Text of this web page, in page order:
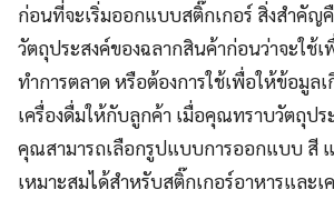
ก่อนที่จะเริ่มออกแบบสติ๊กเกอร์ สิ่งสำคัญ
วัตถุประสงค์ของฉลากสินค้าก่อนว่าจะใช้
ทำการตลาด หรือต้องการใช้เพื่อให้ข้อมูล
เครื่องดื่มให้กับลูกค้า เมื่อคุณทราบวัตถุปร
คุณสามารถเลือกรูปแบบการออกแบบ สี
เหมาะสมได้สำหรับสติ๊กเกอร์อาหารและเ